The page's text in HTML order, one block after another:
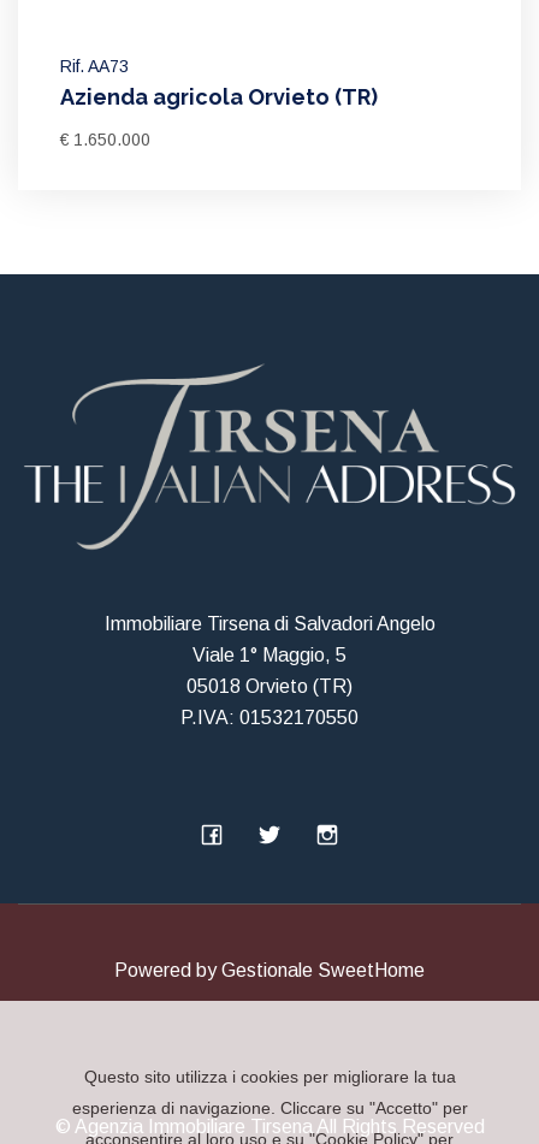
Rif. AA73
Azienda agricola Orvieto (TR)
€ 1.650.000
Immobiliare Tirsena di Salvadori Angelo
Viale 1° Maggio, 5
05018 Orvieto (TR)
P.IVA: 01532170550
Powered byGestionale SweetHome
© Agenzia Immobiliare Tirsena All Rights Reserved
Questo sito utilizza i cookies per migliorare la tua
esperienza di navigazione. Cliccare su "Accetto" per
acconsentire al loro uso e su "Cookie Policy" per